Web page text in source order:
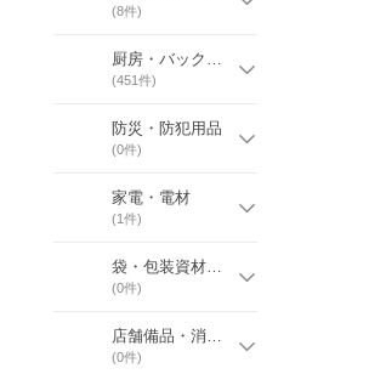
(8件)
厨房・バックヤード備品
(451件)
防災・防犯用品
(0件)
家電・電材
(1件)
袋・包装資材￥袋用品
(0件)
店舗備品・消耗品￥卓上消耗品
(0件)